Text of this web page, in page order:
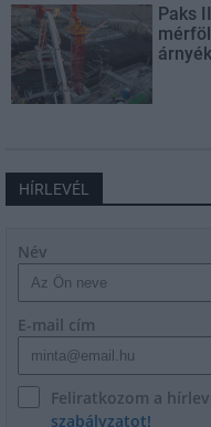
Paks
HÍRLEVÉL
Név
E-mail cím
Feliratkozom a
szabályzatot!